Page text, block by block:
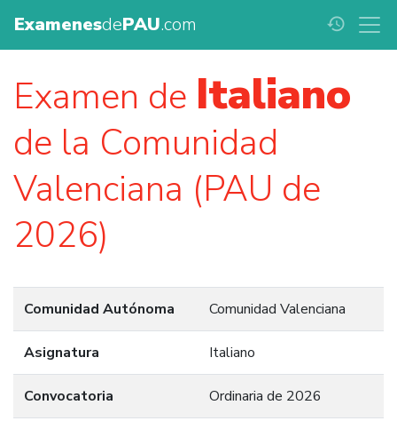
ExamenesdePAU.com history
Examen de Italiano
de la Comunidad
Valenciana (PAU de
2026)
Comunidad Autónoma Comunidad Valenciana
Asignatura Italiano
Convocatoria Ordinaria de 2026